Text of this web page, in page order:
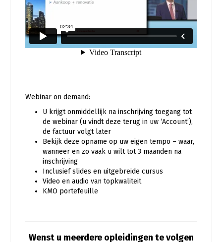
Webinar on demand:
U krijgt onmiddellijk na inschrijving toegang tot
de webinar (u vindt deze terug in uw ‘Account’),
de factuur volgt later
Bekijk deze opname op uw eigen tempo – waar,
wanneer en zo vaak u wilt tot 3 maanden na
inschrijving
Inclusief slides en uitgebreide cursus
Video en audio van topkwaliteit
KMO portefeuille
Wenst u meerdere opleidingen te volgen